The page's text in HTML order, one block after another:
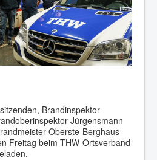
Brandinspektor
Jürgensmann
Oberste-Berghaus
Freitag beim THW-Ortsverband